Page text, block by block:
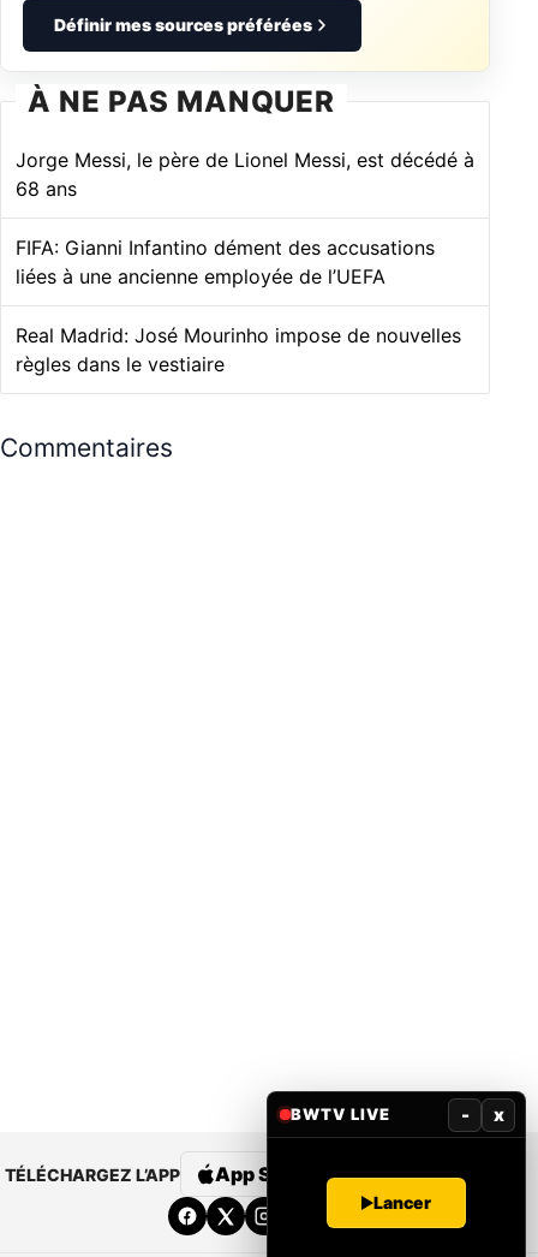
Définir mes sources préférées
À NE PAS MANQUER
Jorge Messi, le père de Lionel Messi, est décédé à
68 ans
FIFA: Gianni Infantino dément des accusations
liées à une ancienne employée de l’UEFA
Real Madrid: José Mourinho impose de nouvelles
règles dans le vestiaire
Commentaires
TÉLÉCHARGEZ L’APP App Store Google Play
BWTV LIVE - x
Lancer